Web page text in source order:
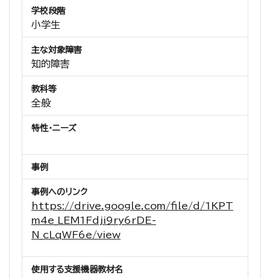
学校段階
小学生
主な対象障害
知的障害
教科等
全般
特性・ニーズ
事例
事例へのリンク
https://drive.google.com/file/d/1KPT
m4e_LEM1Fdji9ry6rDE-
N_cLqWF6e/view
使用する支援機器教材名